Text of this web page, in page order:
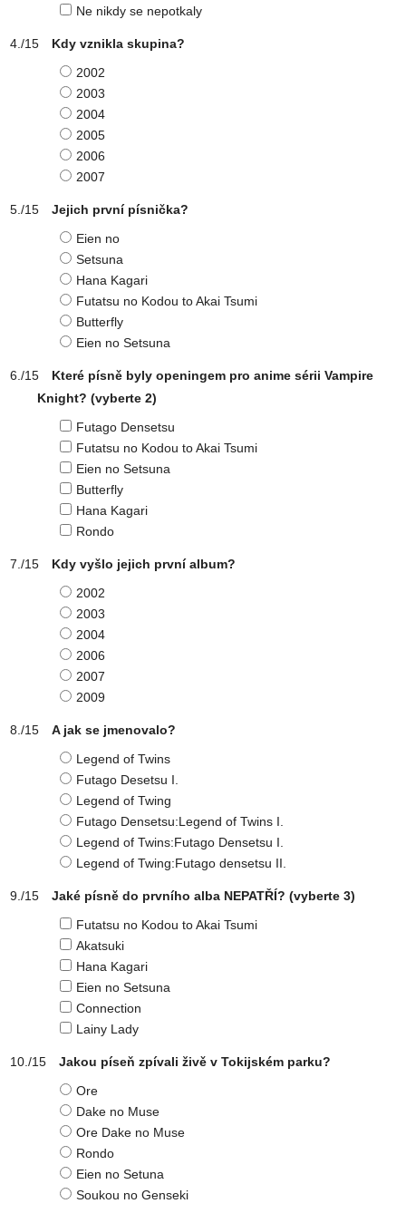
Ne nikdy se nepotkaly
Kdy vznikla skupina?
2002
2003
2004
2005
2006
2007
Jejich první písnička?
Eien no
Setsuna
Hana Kagari
Futatsu no Kodou to Akai Tsumi
Butterfly
Eien no Setsuna
Které písně byly openingem pro anime sérii Vampire
Knight? (vyberte 2)
Futago Densetsu
Futatsu no Kodou to Akai Tsumi
Eien no Setsuna
Butterfly
Hana Kagari
Rondo
Kdy vyšlo jejich první album?
2002
2003
2004
2006
2007
2009
A jak se jmenovalo?
Legend of Twins
Futago Desetsu I.
Legend of Twing
Futago Densetsu:Legend of Twins I.
Legend of Twins:Futago Densetsu I.
Legend of Twing:Futago densetsu II.
Jaké písně do prvního alba NEPATŘÍ? (vyberte 3)
Futatsu no Kodou to Akai Tsumi
Akatsuki
Hana Kagari
Eien no Setsuna
Connection
Lainy Lady
Jakou píseň zpívali živě v Tokijském parku?
Ore
Dake no Muse
Ore Dake no Muse
Rondo
Eien no Setuna
Soukou no Genseki